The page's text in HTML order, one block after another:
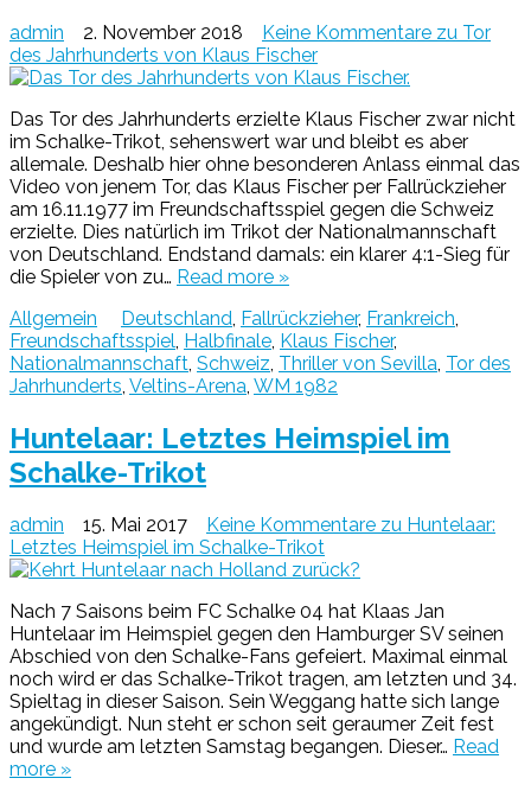
admin 2. November 2018 Keine Kommentare zu Tor
des Jahrhunderts von Klaus Fischer
Das Tor des Jahrhunderts erzielte Klaus Fischer zwar nicht
im Schalke-Trikot, sehenswert war und bleibt es aber
allemale. Deshalb hier ohne besonderen Anlass einmal das
Video von jenem Tor, das Klaus Fischer per Fallrückzieher
am 16.11.1977 im Freundschaftsspiel gegen die Schweiz
erzielte. Dies natürlich im Trikot der Nationalmannschaft
von Deutschland. Endstand damals: ein klarer 4:1-Sieg für
die Spieler von zu… Read more »
Allgemein
Deutschland, Fallrückzieher, Frankreich,
Freundschaftsspiel, Halbfinale, Klaus Fischer,
Nationalmannschaft, Schweiz, Thriller von Sevilla, Tor des
Jahrhunderts, Veltins-Arena, WM 1982
Huntelaar: Letztes Heimspiel im
Schalke-Trikot
admin 15. Mai 2017 Keine Kommentare zu Huntelaar:
Letztes Heimspiel im Schalke-Trikot
Nach 7 Saisons beim FC Schalke 04 hat Klaas Jan
Huntelaar im Heimspiel gegen den Hamburger SV seinen
Abschied von den Schalke-Fans gefeiert. Maximal einmal
noch wird er das Schalke-Trikot tragen, am letzten und 34.
Spieltag in dieser Saison. Sein Weggang hatte sich lange
angekündigt. Nun steht er schon seit geraumer Zeit fest
und wurde am letzten Samstag begangen. Dieser… Read
more »